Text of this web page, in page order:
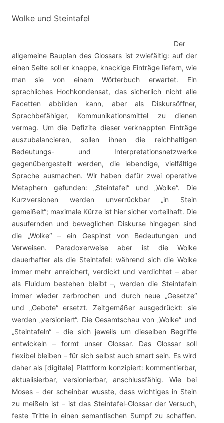
Wolke und Steintafel
Der
allgemeine Bauplan des Glossars ist zwiefältig: auf der
einen Seite soll er knappe, knackige Einträge liefern, wie
man sie von einem Wörterbuch erwartet. Ein
sprachliches Hochkondensat, das sicherlich nicht alle
Facetten abbilden kann, aber als Diskursöffner,
Sprachbefähiger, Kommunikationsmittel zu dienen
vermag. Um die Defizite dieser verknappten Einträge
auszubalancieren, sollen ihnen die reichhaltigen
Bedeutungs- und Interpretationsnetzwerke
gegenübergestellt werden, die lebendige, vielfältige
Sprache ausmachen. Wir haben dafür zwei operative
Metaphern gefunden: „Steintafel“ und „Wolke“. Die
Kurzversionen werden unverrückbar „in Stein
gemeißelt“; maximale Kürze ist hier sicher vorteilhaft. Die
ausufernden und beweglichen Diskurse hingegen sind
die „Wolke“ – ein Gespinst von Bedeutungen und
Verweisen. Paradoxerweise aber ist die Wolke
dauerhafter als die Steintafel: während sich die Wolke
immer mehr anreichert, verdickt und verdichtet – aber
als Fluidum bestehen bleibt –, werden die Steintafeln
immer wieder zerbrochen und durch neue „Gesetze“
und „Gebote“ ersetzt. Zeitgemäßer ausgedrückt: sie
werden „versioniert“. Die Gesamtschau von „Wolke“ und
„Steintafeln“ – die sich jeweils um dieselben Begriffe
entwickeln – formt unser Glossar. Das Glossar soll
flexibel bleiben – für sich selbst auch smart sein. Es wird
daher als [digitale] Plattform konzipiert: kommentierbar,
aktualisierbar, versionierbar, anschlussfähig. Wie bei
Moses – der scheinbar wusste, dass wichtiges in Stein
zu meißeln ist – ist das Steintafel-Glossar der Versuch,
feste Tritte in einen semantischen Sumpf zu schaffen.